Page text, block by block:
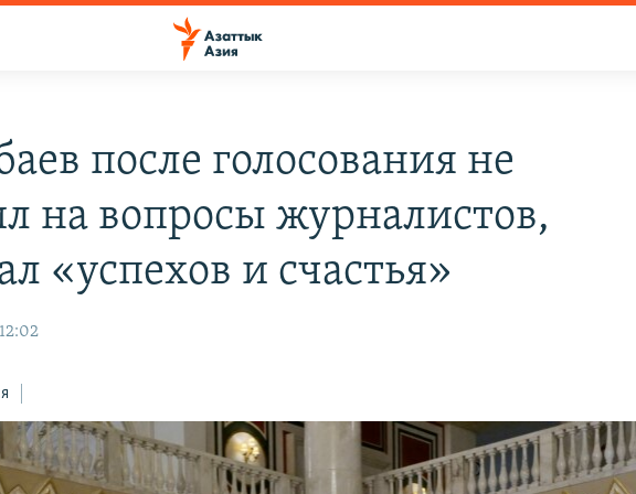
после голосования не
на вопросы журналистов,
«успехов и счастья»